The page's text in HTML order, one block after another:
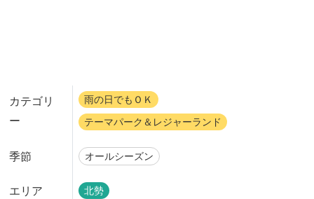
カテゴリ
ー
雨の日でもＯＫ
テーマパーク＆レジャーランド
季節 オールシーズン
エリア 北勢